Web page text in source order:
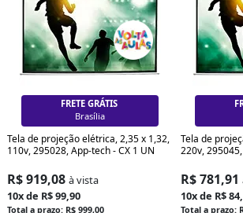
FRETE GRÁTIS
Curitiba
Tela de projeção elétrica, 2,35 x 1,32,
110v, 295028, App-tech - CX 1 UN
R$ 919,08 à vista
10x de R$ 99,90
Total a prazo: R$ 999,00
Tela de
220v, 295045,
R$ 781,91
10x de R$
Total a prazo: